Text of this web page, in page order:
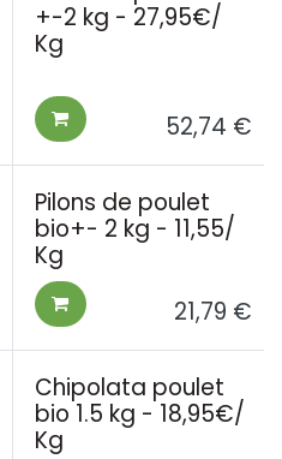
+-2 kg - 27,95€/
Kg
52,74 €
Pilons de poulet
bio+- 2 kg - 11,55/
Kg
21,79 €
Chipolata poulet
bio 1.5 kg - 18,95€/
Kg